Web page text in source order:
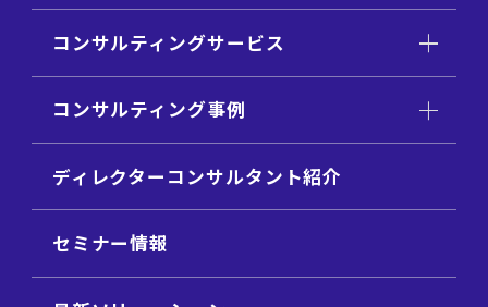
コンサルティングサービス
コンサルティング事例
ディレクターコンサルタント紹介
セミナー情報